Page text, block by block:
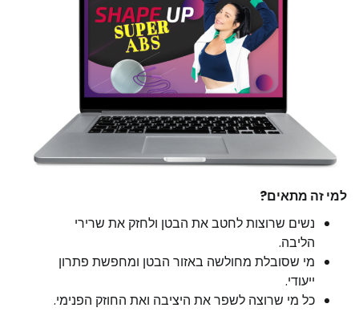
למי זה מתאים?
נשים שרוצות לחטב את הבטן ולחזק את שרירי
הליבה.
מי שסובלת מחולשה באזור הבטן ומחפשת פתרון
ייעודי.
כל מי שרוצה לשפר את היציבה ואת החוזק הפנימי.